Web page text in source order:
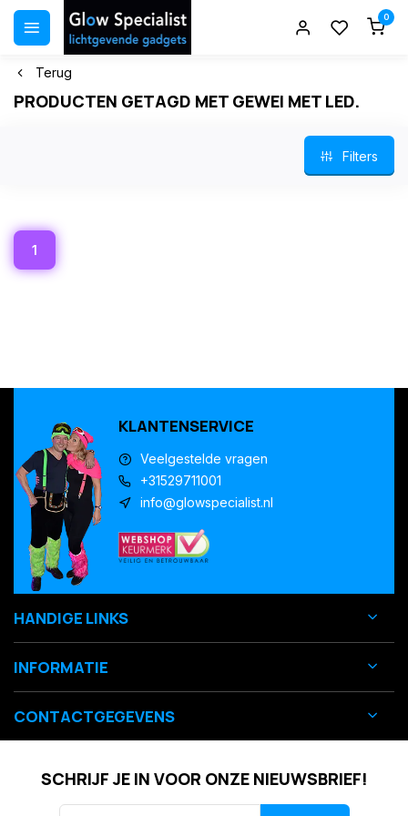
0
Terug
PRODUCTEN GETAGD MET GEWEI MET LED.
Filters
1
KLANTENSERVICE
Veelgestelde vragen
+31529711001
info@glowspecialist.nl
HANDIGE LINKS
INFORMATIE
CONTACTGEGEVENS
SCHRIJF JE IN VOOR ONZE NIEUWSBRIEF!